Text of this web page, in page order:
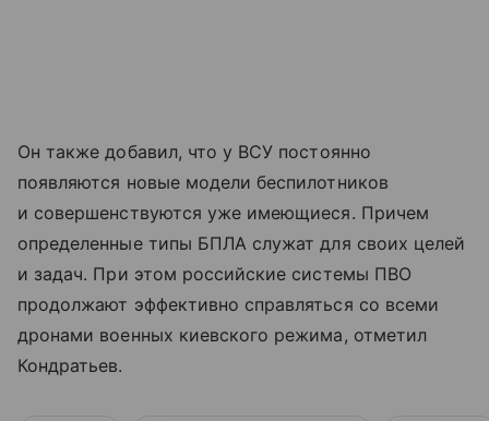
Он также добавил, что у ВСУ постоянно
появляются новые модели беспилотников
и совершенствуются уже имеющиеся. Причем
определенные типы БПЛА служат для своих целей
и задач. При этом российские системы ПВО
продолжают эффективно справляться со всеми
дронами военных киевского режима, отметил
Кондратьев.